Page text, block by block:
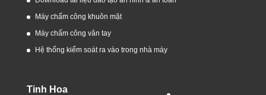
Máy chấm công khuôn mặt
Máy chấm công vân tay
Hệ thống kiểm soát ra vào trong nhà máy
Tinh Hoa